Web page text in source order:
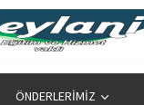
ÖNDERLERIMIZ